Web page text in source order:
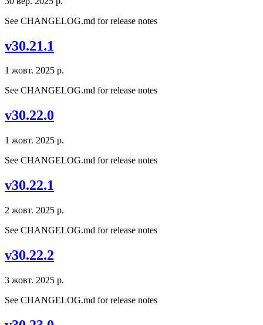
See CHANGELOG.md for release notes
v30.21.1
1 жовт. 2025 р.
See CHANGELOG.md for release notes
v30.22.0
1 жовт. 2025 р.
See CHANGELOG.md for release notes
v30.22.1
2 жовт. 2025 р.
See CHANGELOG.md for release notes
v30.22.2
3 жовт. 2025 р.
See CHANGELOG.md for release notes